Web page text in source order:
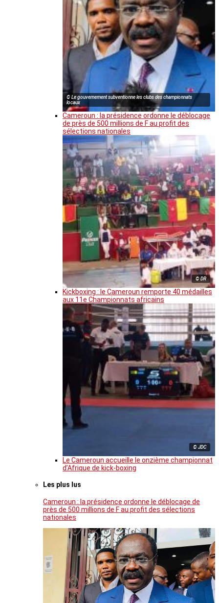
© Le gouvernement subventionne les clubs des championnats
locaux
Cameroun : la présidence ordonne le déblocage
de près de 500 millions de F au profit des
sélections nationales
© DR
Kickboxing : le Cameroun remporte 40 médailles
aux 11e Championnats africains
© JDC
Le Cameroun accueille le onzième championnat
d’Afrique de kick-boxing
Les plus lus
Cameroun : la présidence ordonne le déblocage de
près de 500 millions de F au profit des sélections
nationales